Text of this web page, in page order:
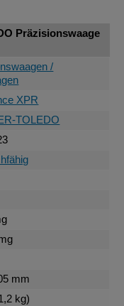
Präzisionswaage
/
XPR
TOLEDO
mm
kg)